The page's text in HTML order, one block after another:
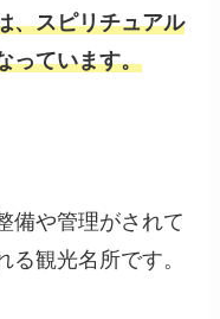
、スピリチュアル
っています。
備や管理がされて
観光名所です。